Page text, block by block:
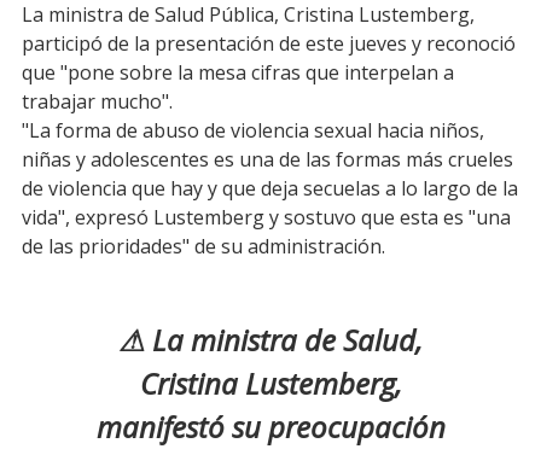
La ministra de Salud Pública, Cristina Lustemberg,
participó de la presentación de este jueves y reconoció
que "pone sobre la mesa cifras que interpelan a
trabajar mucho".
"La forma de abuso de violencia sexual hacia niños,
niñas y adolescentes es una de las formas más crueles
de violencia que hay y que deja secuelas a lo largo de la
vida", expresó Lustemberg y sostuvo que esta es "una
de las prioridades" de su administración.
⚠ La ministra de Salud,
Cristina Lustemberg,
manifestó su preocupación